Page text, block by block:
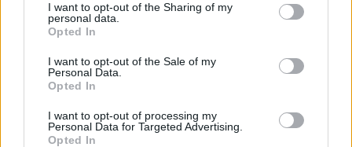
I want to opt-out of the Sharing of my
personal data.
Opted In
I want to opt-out of the Sale of my
Personal Data.
Opted In
I want to opt-out of processing my
Personal Data for Targeted Advertising.
Opted In